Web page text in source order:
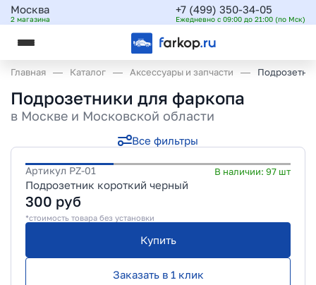
Москва
2 магазина
+7 (499) 350-34-05
Ежедневно с 09:00 до 21:00 (по Мск)
Главная Каталог Аксессуары и запчасти
Подрозетники для фаркопа
в Москве и Московской области
Все фильтры
Артикул PZ-01 В наличии: 97 шт
Подрозетник короткий черный
300 руб
*стоимость товара без установки
Купить
Заказать в 1 клик